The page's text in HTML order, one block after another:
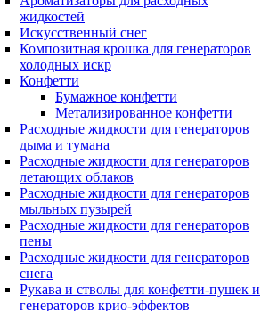
жидкостей
Искусственный снег
Композитная крошка для генераторов
холодных искр
Конфетти
Бумажное конфетти
Метализированное конфетти
Расходные жидкости для генераторов
дыма и тумана
Расходные жидкости для генераторов
летающих облаков
Расходные жидкости для генераторов
мыльных пузырей
Расходные жидкости для генераторов
пены
Расходные жидкости для генераторов
снега
Рукава и стволы для конфетти-пушек и
генераторов крио-эффектов